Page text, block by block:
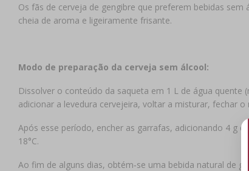
Os fãs de cerveja de gengibre que preferem bebidas
cheia de aroma e ligeiramente frisante.
Modo de preparação da cerveja sem álcool:
Dissolver o conteúdo da saqueta em 1 L de água
adicionar a levedura cervejeira, voltar a misturar, fechar
Após esse período, encher as garrafas, adicionando 4 g
18°C.
Ao fim de alguns dias, obtém‑se uma bebida natural de